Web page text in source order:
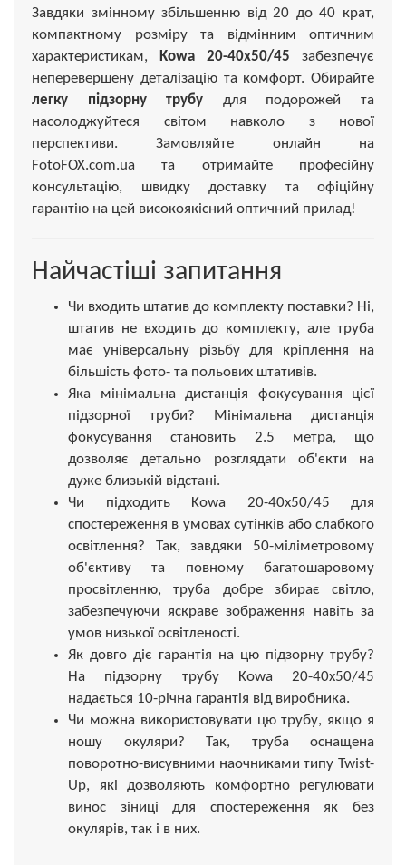
Завдяки змінному збільшенню від 20 до 40 крат,
компактному розміру та відмінним оптичним
характеристикам,
Kowa 20-40x50/45 забезпечує
неперевершену деталізацію та комфорт. Обирайте
легку підзорну трубу для подорожей та
насолоджуйтеся світом навколо з нової
перспективи. Замовляйте онлайн на
FotoFOX.com.ua та отримайте професійну
консультацію, швидку доставку та офіційну
гарантію на цей високоякісний оптичний прилад!
Найчастіші запитання
Чи входить штатив до комплекту поставки? Ні,
штатив не входить до комплекту, але труба
має універсальну різьбу для кріплення на
більшість фото- та польових штативів.
Яка мінімальна дистанція фокусування цієї
підзорної труби? Мінімальна дистанція
фокусування становить 2.5 метра, що
дозволяє детально розглядати об'єкти на
дуже близькій відстані.
Чи підходить Kowa 20-40x50/45 для
спостереження в умовах сутінків або слабкого
освітлення? Так, завдяки 50-міліметровому
об'єктиву та повному багатошаровому
просвітленню, труба добре збирає світло,
забезпечуючи яскраве зображення навіть за
умов низької освітленості.
Як довго діє гарантія на цю підзорну трубу?
На підзорну трубу Kowa 20-40x50/45
надається 10-річна гарантія від виробника.
Чи можна використовувати цю трубу, якщо я
ношу окуляри? Так, труба оснащена
поворотно-висувними наочниками типу Twist-
Up, які дозволяють комфортно регулювати
винос зіниці для спостереження як без
окулярів, так і в них.